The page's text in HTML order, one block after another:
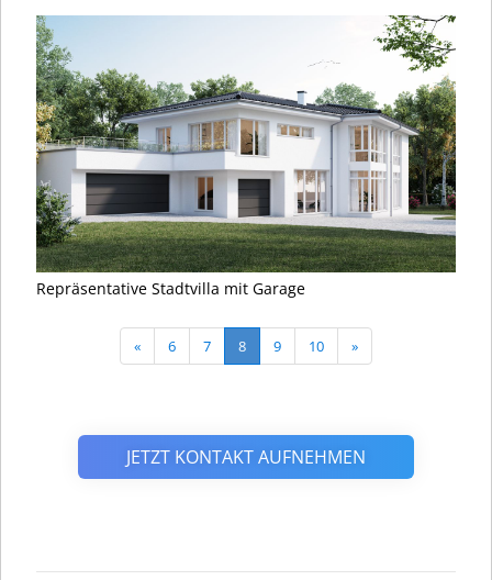
Repräsentative Stadtvilla mit Garage
« 6 7 8 9 10 »
JETZT KONTAKT AUFNEHMEN